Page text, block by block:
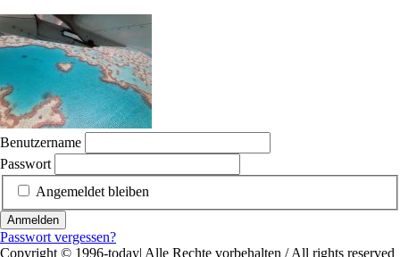
Benutzername
Passwort
Angemeldet bleiben
Anmelden
Passwort vergessen?
Copyright © 1996-today| Alle Rechte vorbehalten / All rights reserved